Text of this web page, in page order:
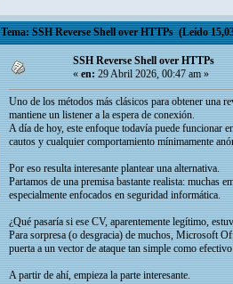
Tema: SSH Reverse Shell over HTTPs (Leído
SSH Reverse Shell over HTTPs
«en:29 Abril 2026, 00:47 am »
Uno de los métodos más clásicos para obtener una
mantiene un listener a la espera de conexión.
A día de hoy, este enfoque todavía puede funcionar
cautos y cualquier comportamiento mínimamente
Por eso resulta interesante plantear una alternativa.
Partamos de una premisa bastante realista: muchas
especialmente enfocados en seguridad informática.
¿Qué pasaría si ese CV, aparentemente legítimo,
Para sorpresa (o desgracia) de muchos, Microsoft
puerta a un vector de ataque tan simple como
A partir de ahí, empieza la parte interesante.